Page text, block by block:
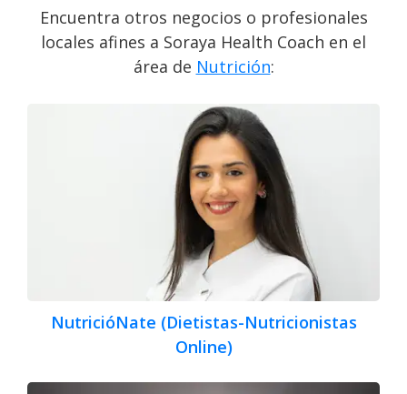
Encuentra otros negocios o profesionales
locales afines a Soraya Health Coach en el
área de Nutrición:
NutricióNate (Dietistas-Nutricionistas
Online)